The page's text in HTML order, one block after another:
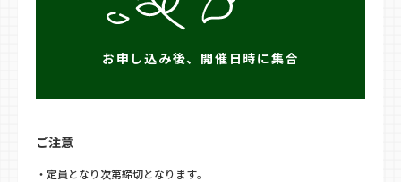
お申し込み後、開催日時に集合
ご注意
・定員となり次第締切となります。